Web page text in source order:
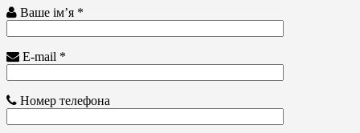
Ваше ім’я *
E-mail *
Номер телефона